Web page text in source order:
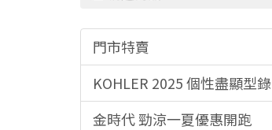
門市特賣
KOHLER 2025 個性盡顯型錄
金時代 勁涼一夏優惠開跑